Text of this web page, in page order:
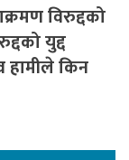
विरुद्दको
युद्द
हामीले किन